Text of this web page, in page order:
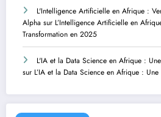
L'Intelligence Artificielle en Afrique :
Alpha sur L’Intelligence Artificielle en
Transformation en 2025
L'IA et la Data Science en Afrique :
sur L’IA et la Data Science en Afrique :